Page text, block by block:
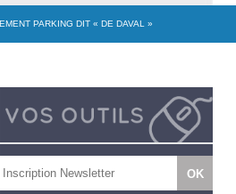
PARKING DIT « DE DAVAL »